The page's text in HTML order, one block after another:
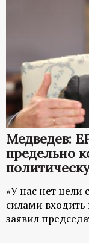
Медведев:
предельно
«У нас нет
силами
заявил